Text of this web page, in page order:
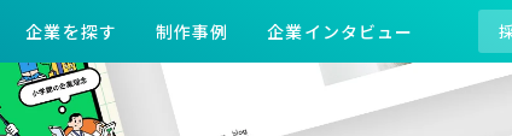
企業を探す 制作事例 企業インタビュー